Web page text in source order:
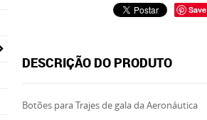
Save
DESCRIÇÃO DO PRODUTO
Botões para Trajes de gala da Aeronáutica